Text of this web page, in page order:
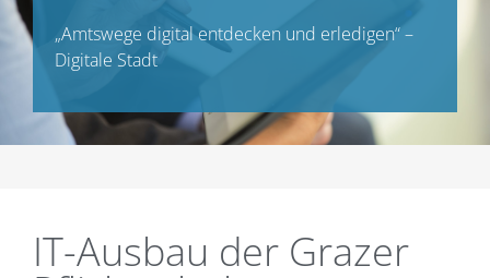
„Amtswege digital entdecken und erledigen“ –
Digitale Stadt
IT-Ausbau der Grazer